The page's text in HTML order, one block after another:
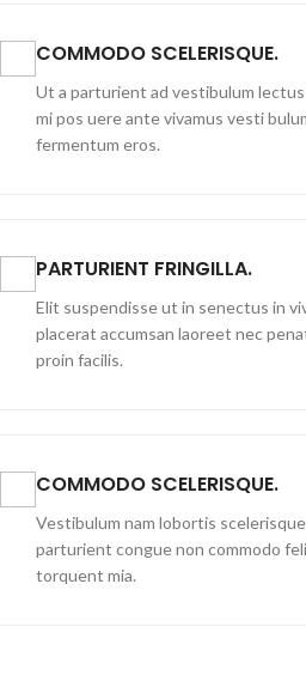
COMMODO SCELERISQUE.
Ut a parturient ad vestibulum
mi pos uere ante vivamus vesti
fermentum eros.
PARTURIENT FRINGILLA.
Elit suspendisse ut in senectus in
placerat accumsan laoreet nec
proin facilis.
COMMODO SCELERISQUE.
Vestibulum nam lobortis
parturient congue non commodo
torquent mia.